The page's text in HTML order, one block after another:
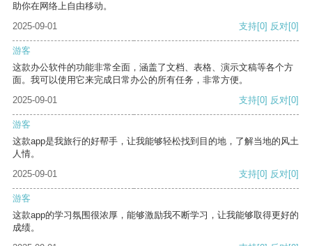
助你在网络上自由移动。
2025-09-01
支持[0] 反对[0]
游客
这款办公软件的功能非常全面，涵盖了文档、表格、演示文稿等各个方
面。我可以使用它来完成日常办公的所有任务，非常方便。
2025-09-01
支持[0] 反对[0]
游客
这款app是我旅行的好帮手，让我能够轻松找到目的地，了解当地的风土
人情。
2025-09-01
支持[0] 反对[0]
游客
这款app的学习氛围很浓厚，能够激励我不断学习，让我能够取得更好的
成绩。